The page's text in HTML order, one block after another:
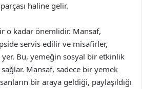
haline gelir.
o kadar önemlidir. Mansaf,
servis edilir ve misafirler,
Bu, yemeğin sosyal bir etkinlik
Mansaf, sadece bir yemek
bir araya geldiği, paylaşıldığı